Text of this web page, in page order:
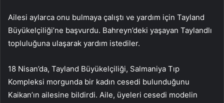
Ailesi aylarca onu bulmaya çalıştı ve yardım için Tayland
Büyükelçiliği’ne başvurdu. Bahreyn’deki yaşayan Taylandlı
topluluğuna ulaşarak yardım istediler.
18 Nisan’da, Tayland Büyükelçiliği, Salmaniya Tıp
Kompleksi morgunda bir kadın cesedi bulunduğunu
Kaikan’ın ailesine bildirdi. Aile, üyeleri cesedi modelin